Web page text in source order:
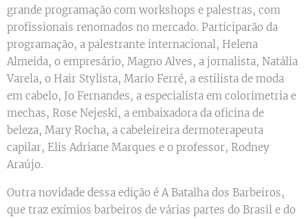
grande programação com workshops e palestras, com
profissionais renomados no mercado. Participarão da
programação, a palestrante internacional, Helena
Almeida, o empresário, Magno Alves, a jornalista, Natália
Varela, o Hair Stylista, Mario Ferré, a estilista de moda
em cabelo, Jo Fernandes, a especialista em colorimetria e
mechas, Rose Nejeski, a embaixadora da oficina de
beleza, Mary Rocha, a cabeleireira dermoterapeuta
capilar, Elis Adriane Marques e o professor, Rodney
Araújo.
Outra novidade dessa edição é A Batalha dos Barbeiros,
que traz exímios barbeiros de várias partes do Brasil e do